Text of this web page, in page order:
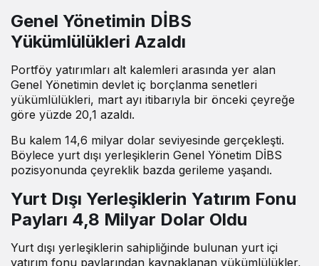
Genel Yönetimin DİBS
Yükümlülükleri Azaldı
Portföy yatırımları alt kalemleri arasında yer alan
Genel Yönetimin devlet iç borçlanma senetleri
yükümlülükleri, mart ayı itibarıyla bir önceki çeyreğe
göre yüzde 20,1 azaldı.
Bu kalem 14,6 milyar dolar seviyesinde gerçekleşti.
Böylece yurt dışı yerleşiklerin Genel Yönetim DİBS
pozisyonunda çeyreklik bazda gerileme yaşandı.
Yurt Dışı Yerleşiklerin Yatırım Fonu
Payları 4,8 Milyar Dolar Oldu
Yurt dışı yerleşiklerin sahipliğinde bulunan yurt içi
yatırım fonu paylarından kaynaklanan yükümlülükler,